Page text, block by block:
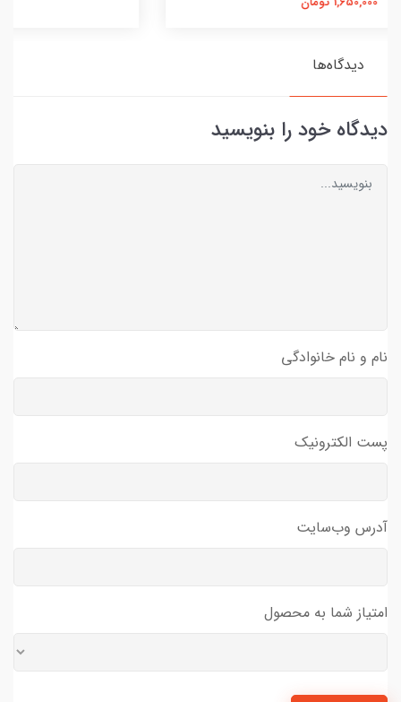
دیدگاه‌ها
دیدگاه خود را بنویسید
نام و نام خانوادگی
پست الکترونیک
آدرس وب‌سایت
امتیاز شما به محصول